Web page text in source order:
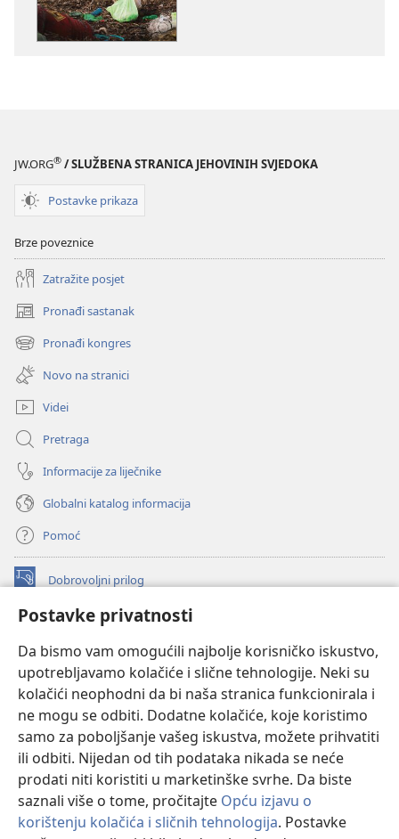
Postavke privatnosti
Da bismo vam omogućili najbolje korisničko iskustvo,
upotrebljavamo kolačiće i slične tehnologije. Neki su
kolačići neophodni da bi naša stranica funkcionirala i
ne mogu se odbiti. Dodatne kolačiće, koje koristimo
samo za poboljšanje vašeg iskustva, možete prihvatiti
ili odbiti. Nijedan od tih podataka nikada se neće
prodati niti koristiti u marketinške svrhe. Da biste
saznali više o tome, pročitajte Opću izjavu o
korištenju kolačića i sličnih tehnologija. Postavke
Zašto
imamo
Zašto
JW.ORG® / SLUŽBENA STRANICA JEHOVINIH SVJEDOKA
Postavke prikaza
Brze poveznice
Zatražite posjet
Pronađi sastanak
(otvara
se
novi
prozor)
Pronađi kongres
(otvara
se
novi
prozor)
Novo na stranici
Videi
Pretraga
Informacije za liječnike
Globalni katalog informacija
Pomoć
Dobrovoljni prilog
(otvara
novi
INTERNETSKA BIBLIOTEKA Watchtower
se
novi
prozor)
JW Hub
(otvara
se
novi
JW Library
Watchtower Library